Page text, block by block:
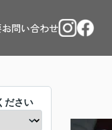
お問い合わせ
ださい